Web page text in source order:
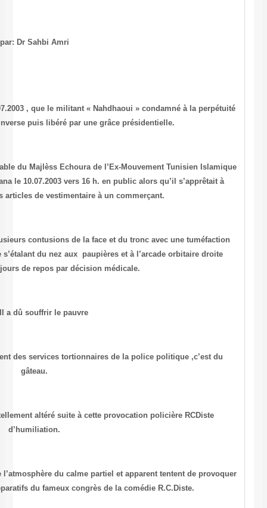
Je viens d’apprendre en ce jour du 15.07.2003 , que le militant
puis à la peine de mort ou l’inverse puis libéré par
Mr. Fadhel Beldi ex-membre ou responsable du Majlèss Echoura
, était victime d’agression policière à l’Ariana le 10.07.2003 vers
vendre en ambulatoire des articles de
Son bilan séquellaire se résumait à plusieurs contusions de la
importante violacée d’origine traumatique s’étalant du nez aux
nécessitent quinze jours de repos par
Mais comme il s’agit d’un ancien client des services
Je pense que son moral n’est pas tellement altéré suite à
A moins que les patrons du sabotage de l’atmosphère du calme
des incidents en ce temps des préparatifs du fameux